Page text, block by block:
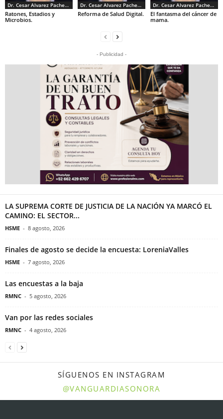
Dr. Cesar Alvarez Pacheco
Ratones, Estadios y
Microbios.
Dr. Cesar Alvarez Pacheco
Reforma de Salud Digital.
Dr. Cesar Alvarez Pacheco
El fantasma del cáncer de
mama.
- Publicidad -
LA SUPREMA CORTE DE JUSTICIA DE LA NACIÓN YA MARCÓ EL
CAMINO: EL SECTOR...
HSME - 8 agosto, 2026
Finales de agosto se decide la encuesta: LoreniaValles
HSME - 7 agosto, 2026
Las encuestas a la baja
RMNC - 5 agosto, 2026
Van por las redes sociales
RMNC - 4 agosto, 2026
SÍGUENOS EN INSTAGRAM
@VANGUARDIASONORA